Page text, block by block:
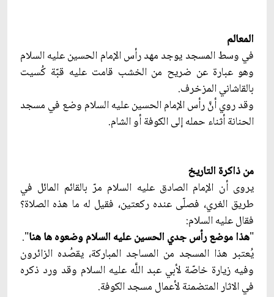
المعالم
في وسط المسجد يوجد مهد رأس الإمام الحسين عليه السلام
وهو عبارة عن ضريح من الخشب قامت عليه قبّة كُسيت
بالقاشاني المزخرف.
وقد روي أنّ‏َ رأس الإمام الحسين عليه السلام وضع في مسجد
الحنانة أثناء حمله إلى الكوفة أو الشام.
من ذاكرة التاريخ
يروى أن الإمام الصادق عليه السلام مرّ بالقائم المائل في
طريق الغري، فصلّى عنده ركعتين، فقيل له ما هذه الصلاة؟
فقال عليه السلام:
"هذا موضع رأس جدي الحسين عليه السلام وضعوه ها هنا".
يُعتبر هذا المسجد من المساجد المباركة، يقصُده الزائرون
وفيه زيارة خاصّة لأبي عبد اللَّه عليه السلام وقد ورد ذكره
في الاثار المتضمنة لأعمال مسجد الكوفة.